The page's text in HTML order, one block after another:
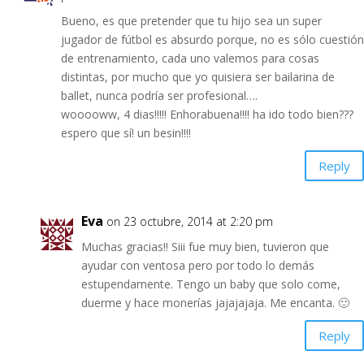
Bueno, es que pretender que tu hijo sea un super
jugador de fútbol es absurdo porque, no es sólo cuestión
de entrenamiento, cada uno valemos para cosas
distintas, por mucho que yo quisiera ser bailarina de
ballet, nunca podría ser profesional….
wooooww, 4 dias!!!!! Enhorabuena!!!! ha ido todo bien???
espero que sí! un besin!!!!
Reply
Eva on 23 octubre, 2014 at 2:20 pm
Muchas gracias!! Siii fue muy bien, tuvieron que
ayudar con ventosa pero por todo lo demás
estupendamente. Tengo un baby que solo come,
duerme y hace monerías jajajajaja. Me encanta. 🙂
Reply